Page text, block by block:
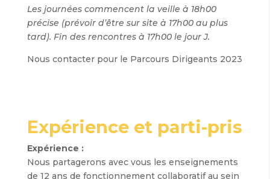
Les journées commencent la veille à 18h00
précise (prévoir d’être sur site à 17h00 au plus
tard). Fin des rencontres à 17h00 le jour J.
Nous contacter pour le Parcours Dirigeants 2023
Expérience et parti-pris
Expérience :
Nous partagerons avec vous les enseignements
de 12 ans de fonctionnement collaboratif au sein